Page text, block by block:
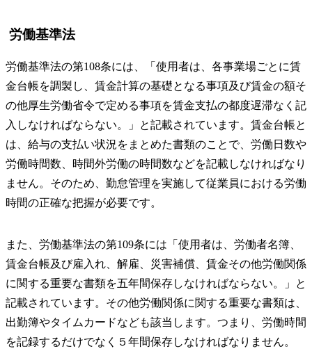
労働基準法
労働基準法の第108条には、「使用者は、各事業場ごとに賃
金台帳を調製し、賃金計算の基礎となる事項及び賃金の額そ
の他厚生労働省令で定める事項を賃金支払の都度遅滞なく記
入しなければならない。」と記載されています。賃金台帳と
は、給与の支払い状況をまとめた書類のことで、労働日数や
労働時間数、時間外労働の時間数などを記載しなければなり
ません。そのため、勤怠管理を実施して従業員における労働
時間の正確な把握が必要です。
また、労働基準法の第109条には「使用者は、労働者名簿、
賃金台帳及び雇入れ、解雇、災害補償、賃金その他労働関係
に関する重要な書類を五年間保存しなければならない。」と
記載されています。その他労働関係に関する重要な書類は、
出勤簿やタイムカードなども該当します。つまり、労働時間
を記録するだけでなく５年間保存しなければなりません。